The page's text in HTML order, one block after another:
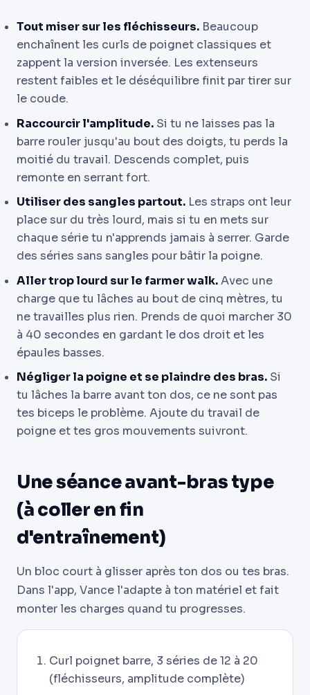
Tout miser sur les fléchisseurs. Beaucoup
enchaînent les curls de poignet classiques et
zappent la version inversée. Les extenseurs
restent faibles et le déséquilibre finit par tirer sur
le coude.
Raccourcir l'amplitude. Si tu ne laisses pas la
barre rouler jusqu'au bout des doigts, tu perds la
moitié du travail. Descends complet, puis
remonte en serrant fort.
Utiliser des sangles partout. Les straps ont leur
place sur du très lourd, mais si tu en mets sur
chaque série tu n'apprends jamais à serrer. Garde
des séries sans sangles pour bâtir la poigne.
Aller trop lourd sur le farmer walk.Avec une
charge que tu lâches au bout de cinq mètres, tu
ne travailles plus rien. Prends de quoi marcher 30
à 40 secondes en gardant le dos droit et les
épaules basses.
Négliger la poigne et se plaindre des bras. Si
tu lâches la barre avant ton dos, ce ne sont pas
tes biceps le problème. Ajoute du travail de
poigne et tes gros mouvements suivront.
Une séance avant-bras type
(à coller en fin
d'entraînement)
Un bloc court à glisser après ton dos ou tes bras.
Dans l'app, Vance l'adapte à ton matériel et fait
monter les charges quand tu progresses.
Curl poignet barre, 3 séries de 12 à 20
(fléchisseurs, amplitude complète)